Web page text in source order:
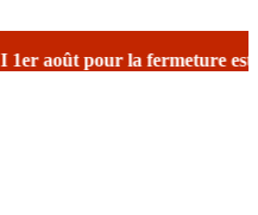
aoûtpour la fermeture estivale